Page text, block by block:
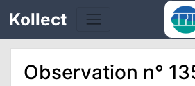
Kollect
Observation n°